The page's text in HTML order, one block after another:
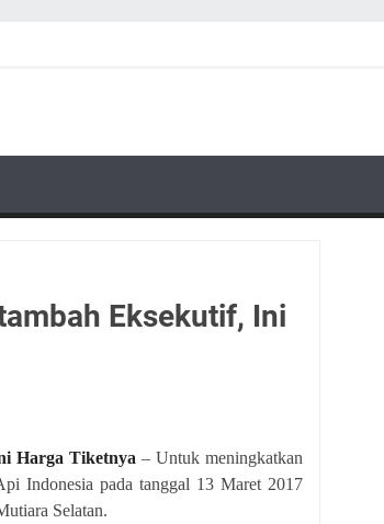
Eksekutif, Ini
Harga Tiketnya – Untuk meningkatkan
Indonesia pada tanggal 13 Maret 2017
Selatan.